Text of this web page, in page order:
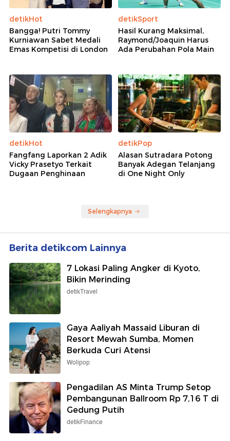
detikHot
Bangga! Putri Tommy
Kurniawan Sabet Medali
Emas Kompetisi di London
detikSport
Hasil Kurang Maksimal,
Raymond/Joaquin Harus
Ada Perubahan Pola Main
detikHot
Fangfang Laporkan 2 Adik
Vicky Prasetyo Terkait
Dugaan Penghinaan
detikPop
Alasan Sutradara Potong
Banyak Adegan Telanjang
di One Night Only
Selengkapnya
Berita detikcom Lainnya
7 Lokasi Paling Angker di Kyoto,
Bikin Merinding
detikTravel
Gaya Aaliyah Massaid Liburan di
Resort Mewah Sumba, Momen
Berkuda Curi Atensi
Wolipop
Pengadilan AS Minta Trump Setop
Pembangunan Ballroom Rp 7,16 T di
Gedung Putih
detikFinance